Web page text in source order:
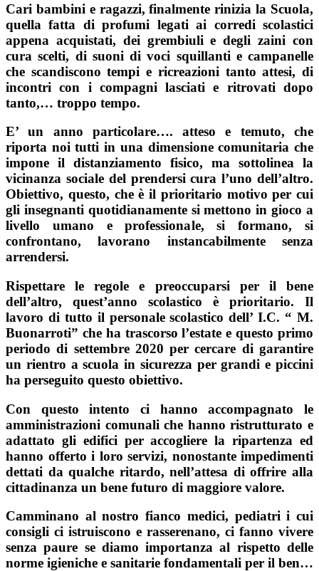
Cari bambini e ragazzi, finalmente rinizia la Scuola,
quella fatta di profumi legati ai corredi scolastici
appena acquistati, dei grembiuli e degli zaini con
cura scelti, di suoni di voci squillanti e campanelle
che scandiscono tempi e ricreazioni tanto attesi, di
incontri con i compagni lasciati e ritrovati dopo
tanto,… troppo tempo.
E’ un anno particolare…. atteso e temuto, che
riporta noi tutti in una dimensione comunitaria che
impone il distanziamento fisico, ma sottolinea la
vicinanza sociale del prendersi cura l’uno dell’altro.
Obiettivo, questo, che è il prioritario motivo per cui
gli insegnanti quotidianamente si mettono in gioco a
livello umano e professionale, si formano, si
confrontano, lavorano instancabilmente senza
arrendersi.
Rispettare le regole e preoccuparsi per il bene
dell’altro, quest’anno scolastico è prioritario. Il
lavoro di tutto il personale scolastico dell’ I.C. “ M.
Buonarroti” che ha trascorso l’estate e questo primo
periodo di settembre 2020 per cercare di garantire
un rientro a scuola in sicurezza per grandi e piccini
ha perseguito questo obiettivo.
Con questo intento ci hanno accompagnato le
amministrazioni comunali che hanno ristrutturato e
adattato gli edifici per accogliere la ripartenza ed
hanno offerto i loro servizi, nonostante impedimenti
dettati da qualche ritardo, nell’attesa di offrire alla
cittadinanza un bene futuro di maggiore valore.
Camminano al nostro fianco medici, pediatri i cui
consigli ci istruiscono e rasserenano, ci fanno vivere
senza paure se diamo importanza al rispetto delle
norme igieniche e sanitarie fondamentali per il ben…